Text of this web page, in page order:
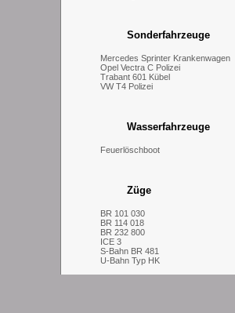
Sonderfahrzeuge
Mercedes Sprinter Krankenwagen
Opel Vectra C Polizei
Trabant 601 Kübel
VW T4 Polizei
Wasserfahrzeuge
Feuerlöschboot
Züge
BR 101 030
BR 114 018
BR 232 800
ICE 3
S-Bahn BR 481
U-Bahn Typ HK